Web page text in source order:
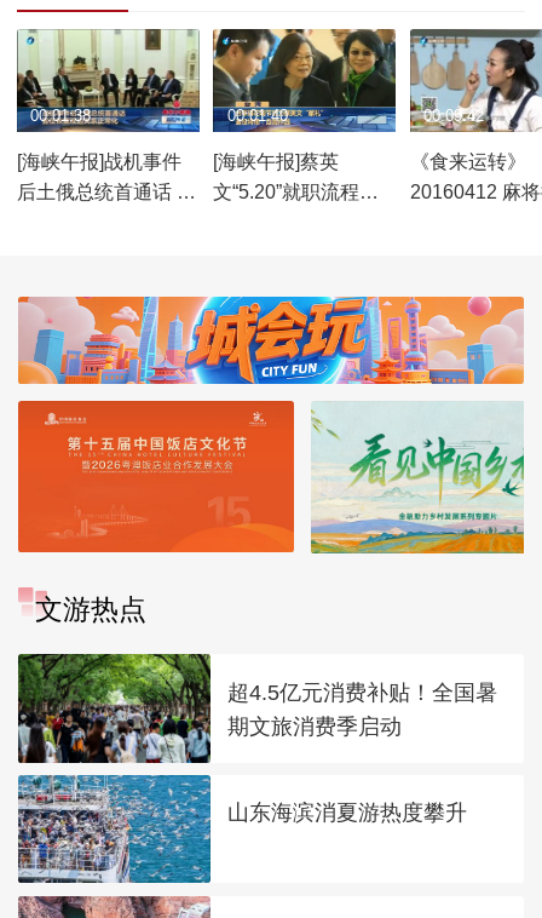
[海峡午报]战机事件
后土俄总统首通话 旨
00:01:38
[海峡午报]蔡英
文“5.20”就职流程公
00:01:40
《食来运转》
20160412 麻
00:09:42
文游热点
超4.5亿元消费补贴！全国暑
期文旅消费季启动
山东海滨消夏游热度攀升